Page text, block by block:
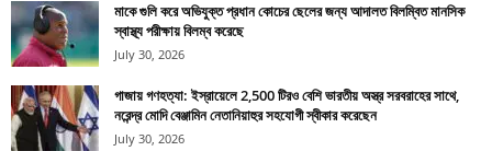
মাকে গুলি করে অভিযুক্ত প্রধান কোচের ছেলের জন্য আদালত বিলম্বিত মানসিক
স্বাস্থ্য পরীক্ষায় বিলম্ব করেছে
July 30, 2026
গাজায় গণহত্যা: ইস্রায়েলে 2,500 টিরও বেশি ভারতীয় অস্ত্র সরবরাহের সাথে,
নরেন্দ্র মোদি বেঞ্জামিন নেতানিয়াহুর সহযোগী স্বীকার করেছেন
July 30, 2026